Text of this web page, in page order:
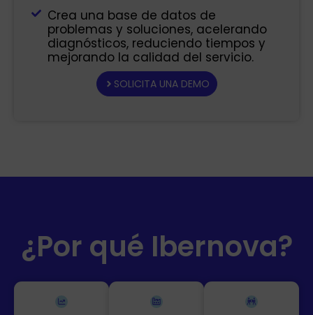
Crea una base de datos de
problemas y soluciones, acelerando
diagnósticos, reduciendo tiempos y
mejorando la calidad del servicio.
SOLICITA UNA DEMO
¿Por qué Ibernova?